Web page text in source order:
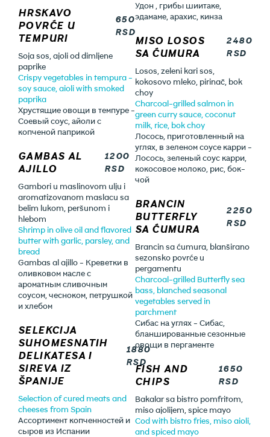
HRSKAVO
POVRĆE U
TEMPURI
650
RSD
Soja sos, ajoli od dimljene
paprike
Crispy vegetables in tempura -
soy sauce, aioli with smoked
paprika
Хрустящие овощи в темпуре -
Соевый соус, айоли с
копченой паприкой
GAMBAS AL
AJILLO
1200
RSD
Gambori u maslinovom ulju i
aromatizovanom maslacu sa
belim lukom, peršunom i
hlebom
Shrimp in olive oil and flavored
butter with garlic, parsley, and
bread
Gambas al ajillo - Креветки в
оливковом масле с
ароматным сливочным
соусом, чесноком, петрушкой
и хлебом
SELEKCIJA
SUHOMESNATIH
DELIKATESA I
SIREVA IZ
ŠPANIJE
1880
RSD
Selection of cured meats and
cheeses from Spain
Ассортимент копченностей и
сыров из Испании
Удон , грибы шиитаке,
эдамаме, арахис, кинза
MISO LOSOS
SA ĆUMURA
2480
RSD
Losos, zeleni kari sos,
kokosovo mleko, pirinač, bok
choy
Charcoal-grilled salmon in
green curry sauce, coconut
milk, rice, bok choy
Лосось, приготовленный на
углях, в зеленом соусе карри -
Лосось, зеленый соус карри,
кокосовое молоко, рис, бок-
чой
BRANCIN
BUTTERFLY
SA ĆUMURA
2250
RSD
Brancin sa ćumura, blanširano
sezonsko povrće u
pergamentu
Charcoal-grilled Butterfly sea
bass, blanched seasonal
vegetables served in
parchment
Сибас на углях - Сибас,
бланшированные сезонные
овощи в пергаменте
FISH AND
CHIPS
1650
RSD
Bakalar sa bistro pomfritom,
miso ajolijem, spice mayo
Cod with bistro fries, miso aioli,
and spiced mayo